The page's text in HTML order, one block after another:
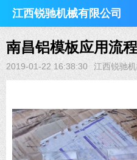
江西锐驰机械有限公司
南昌铝模板应用流
2019-01-22 16:38:30 江西锐驰